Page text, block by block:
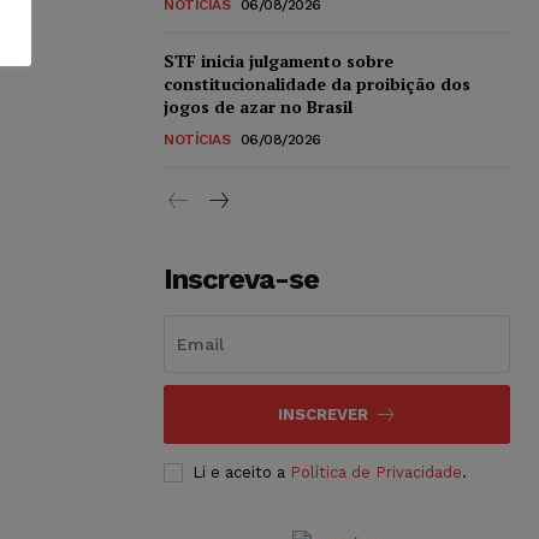
NOTÍCIAS 06/08/2026
STF inicia julgamento sobre
constitucionalidade da proibição dos
jogos de azar no Brasil
NOTÍCIAS 06/08/2026
Inscreva-se
INSCREVER
Li e aceito a Política de Privacidade.